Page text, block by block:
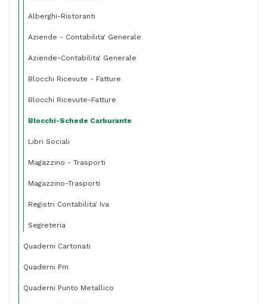
Alberghi-Ristoranti
Aziende - Contabilita' Generale
Aziende-Contabilita' Generale
Blocchi Ricevute - Fatture
Blocchi Ricevute-Fatture
Blocchi-Schede Carburante
Libri Sociali
Magazzino - Trasporti
Magazzino-Trasporti
Registri Contabilita' Iva
Segreteria
Quaderni Cartonati
Quaderni Pm
Quaderni Punto Metallico